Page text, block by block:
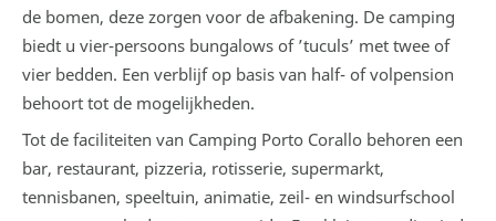
de bomen, deze zorgen voor de afbakening. De camping
biedt u vier-persoons bungalows of ’tuculs’ met twee of
vier bedden. Een verblijf op basis van half- of volpension
behoort tot de mogelijkheden.
Tot de faciliteiten van Camping Porto Corallo behoren een
bar, restaurant, pizzeria, rotisserie, supermarkt,
tennisbanen, speeltuin, animatie, zeil- en windsurfschool